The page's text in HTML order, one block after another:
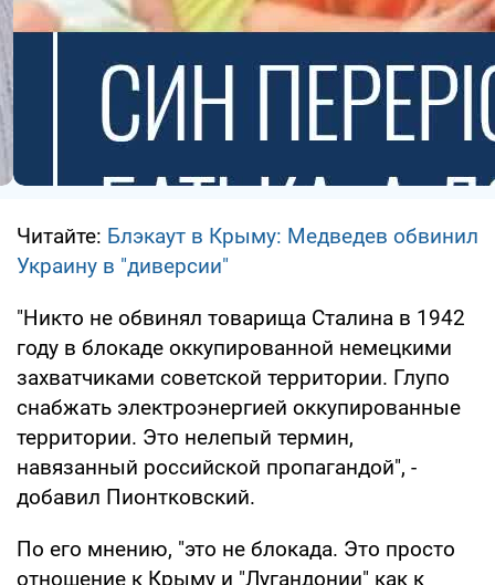
Читайте: Блэкаут в Крыму: Медведев обвинил
Украину в "диверсии"
"Никто не обвинял товарища Сталина в 1942
году в блокаде оккупированной немецкими
захватчиками советской территории. Глупо
снабжать электроэнергией оккупированные
территории. Это нелепый термин,
навязанный российской пропагандой", -
добавил Пионтковский.
По его мнению, "это не блокада. Это просто
отношение к Крыму и "Лугандонии" как к